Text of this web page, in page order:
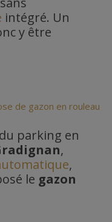
intégré. Un
y être
parking en
,
,
le gazon